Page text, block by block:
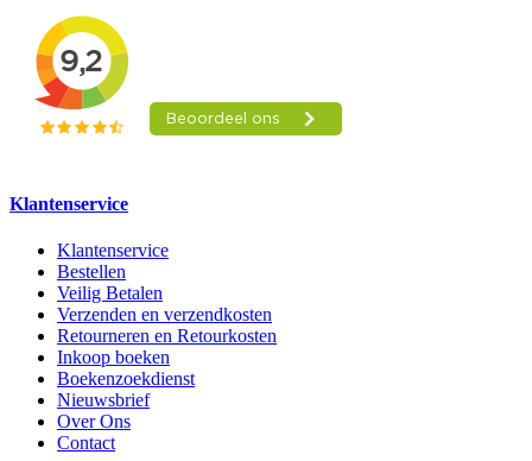
Klantenservice
Klantenservice
Bestellen
Veilig Betalen
Verzenden en verzendkosten
Retourneren en Retourkosten
Inkoop boeken
Boekenzoekdienst
Nieuwsbrief
Over Ons
Contact